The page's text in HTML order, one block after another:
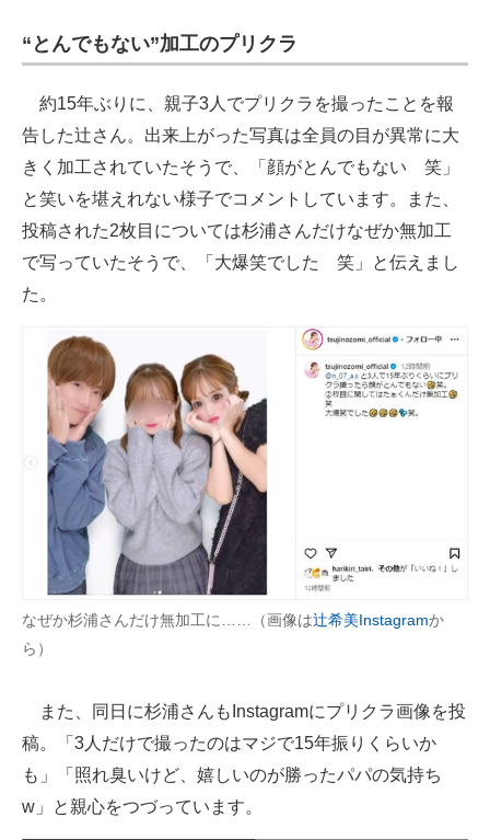
ちょっと気になるネットの話題
“とんでもない”加工のプリクラ
約15年ぶりに、親子3人でプリクラを撮ったことを報
告した辻さん。出来上がった写真は全員の目が異常に大
きく加工されていたそうで、「顔がとんでもない 笑」
と笑いを堪えれない様子でコメントしています。また、
投稿された2枚目については杉浦さんだけなぜか無加工
で写っていたそうで、「大爆笑でした 笑」と伝えまし
た。
なぜか杉浦さんだけ無加工に……（画像は辻希美Instagramか
ら）
また、同日に杉浦さんもInstagramにプリクラ画像を投
稿。「3人だけで撮ったのはマジで15年振りくらいか
も」「照れ臭いけど、嬉しいのが勝ったパパの気持ち
w」と親心をつづっています。